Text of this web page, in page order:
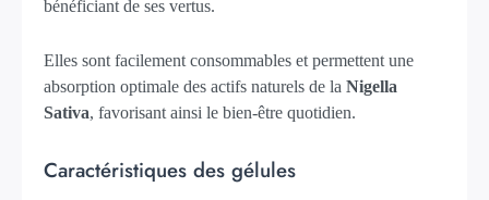
bénéficiant de ses vertus.
Elles sont facilement consommables et permettent une
absorption optimale des actifs naturels de la Nigella
Sativa, favorisant ainsi le bien-être quotidien.
Caractéristiques des gélules